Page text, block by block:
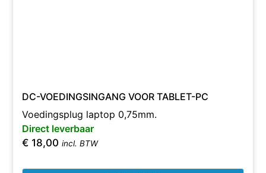
DC-VOEDINGSINGANG VOOR TABLET-PC
Voedingsplug laptop 0,75mm.
Direct leverbaar
€ 18,00 incl. BTW